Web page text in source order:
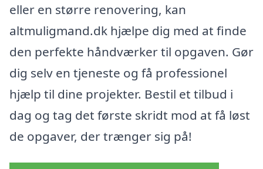
eller en større renovering, kan
altmuligmand.dk hjælpe dig med at finde
den perfekte håndværker til opgaven. Gør
dig selv en tjeneste og få professionel
hjælp til dine projekter. Bestil et tilbud i
dag og tag det første skridt mod at få løst
de opgaver, der trænger sig på!